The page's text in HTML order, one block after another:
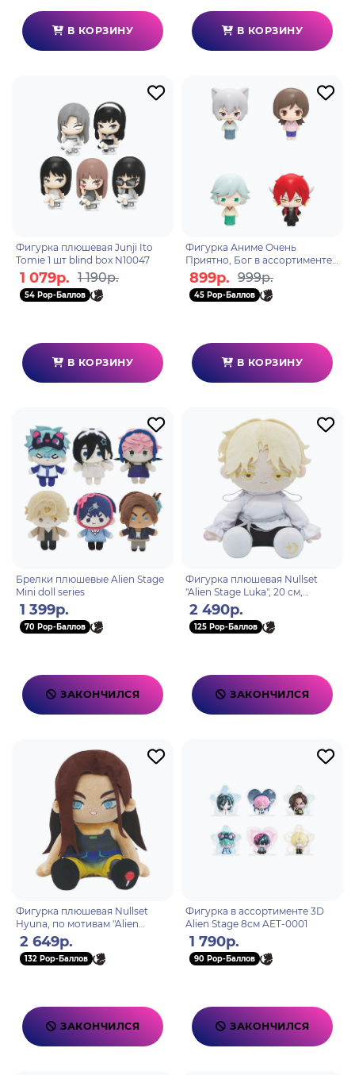
В КОРЗИНУ В КОРЗИНУ
Фигурка плюшевая Junji Ito
Tomie 1 шт blind box N10047
1 079р. 1 190р.
54 Pop-Баллов
В КОРЗИНУ
Фигурка Аниме Очень
Приятно, Бог в ассортименте 1
шт Blind Box N18029
899р. 999р.
45 Pop-Баллов
В КОРЗИНУ
Брелки плюшевые Alien Stage
Mini doll series
1 399р.
70 Pop-Баллов
ЗАКОНЧИЛСЯ
Фигурка плюшевая Nullset
"Alien Stage Luka", 20 см,
лицензионная, официальный
продукт
2 490р.
125 Pop-Баллов
ЗАКОНЧИЛСЯ
Фигурка плюшевая Nullset
Hyuna, по мотивам "Alien
Stage", 20 см, полиэстер
2 649р.
132 Pop-Баллов
ЗАКОНЧИЛСЯ
Фигурка в ассортименте 3D
Alien Stage 8см AET-0001
1 790р.
90 Pop-Баллов
ЗАКОНЧИЛСЯ